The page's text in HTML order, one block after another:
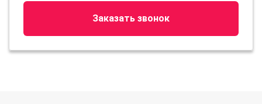
Заказать звонок